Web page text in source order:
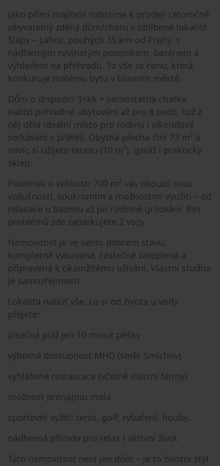
Jako přímí majitelé nabízíme k prodeji celoročně
obyvatelný zděný dům/chatu v oblíbené lokalitě
Slapy – Lahoz, pouhých 35 km od Prahy, s
nádherným rovinatým pozemkem, bazénem a
výhledem na přehradu. To vše za cenu, která
konkuruje malému bytu v hlavním městě.
Dům o dispozici 3+kk + samostatná chatka
nabízí pohodlné ubytování až pro 8 osob, což z
něj dělá ideální místo pro rodinu i víkendové
setkávání s přáteli. Obytná plocha činí 73 m² a
navíc si užijete terasu (10 m²), garáž i praktický
sklep.
Pozemek o velikosti 700 m² vás okouzlí svou
vzdušností, soukromím a možnostmi využití – od
relaxace u bazénu až po rodinné grilování. Bez
problémů zde zaparkujete 2 vozy.
Nemovitost je ve velmi dobrém stavu,
kompletně vybavená, částečně zateplená a
připravená k okamžitému užívání. Vlastní studna
je samozřejmostí.
Lokalita nabízí vše, co si od života u vody
přejete:
písečná pláž jen 10 minut pěšky
výborná dostupnost MHD (směr Smíchov)
vyhlášené restaurace (včetně vlastní farmy)
možnost pronájmu mola
sportovní vyžití: tenis, golf, rybaření, houby...
nádherná příroda pro relax i aktivní život
Tato nemovitost není jen dům – je to životní styl.